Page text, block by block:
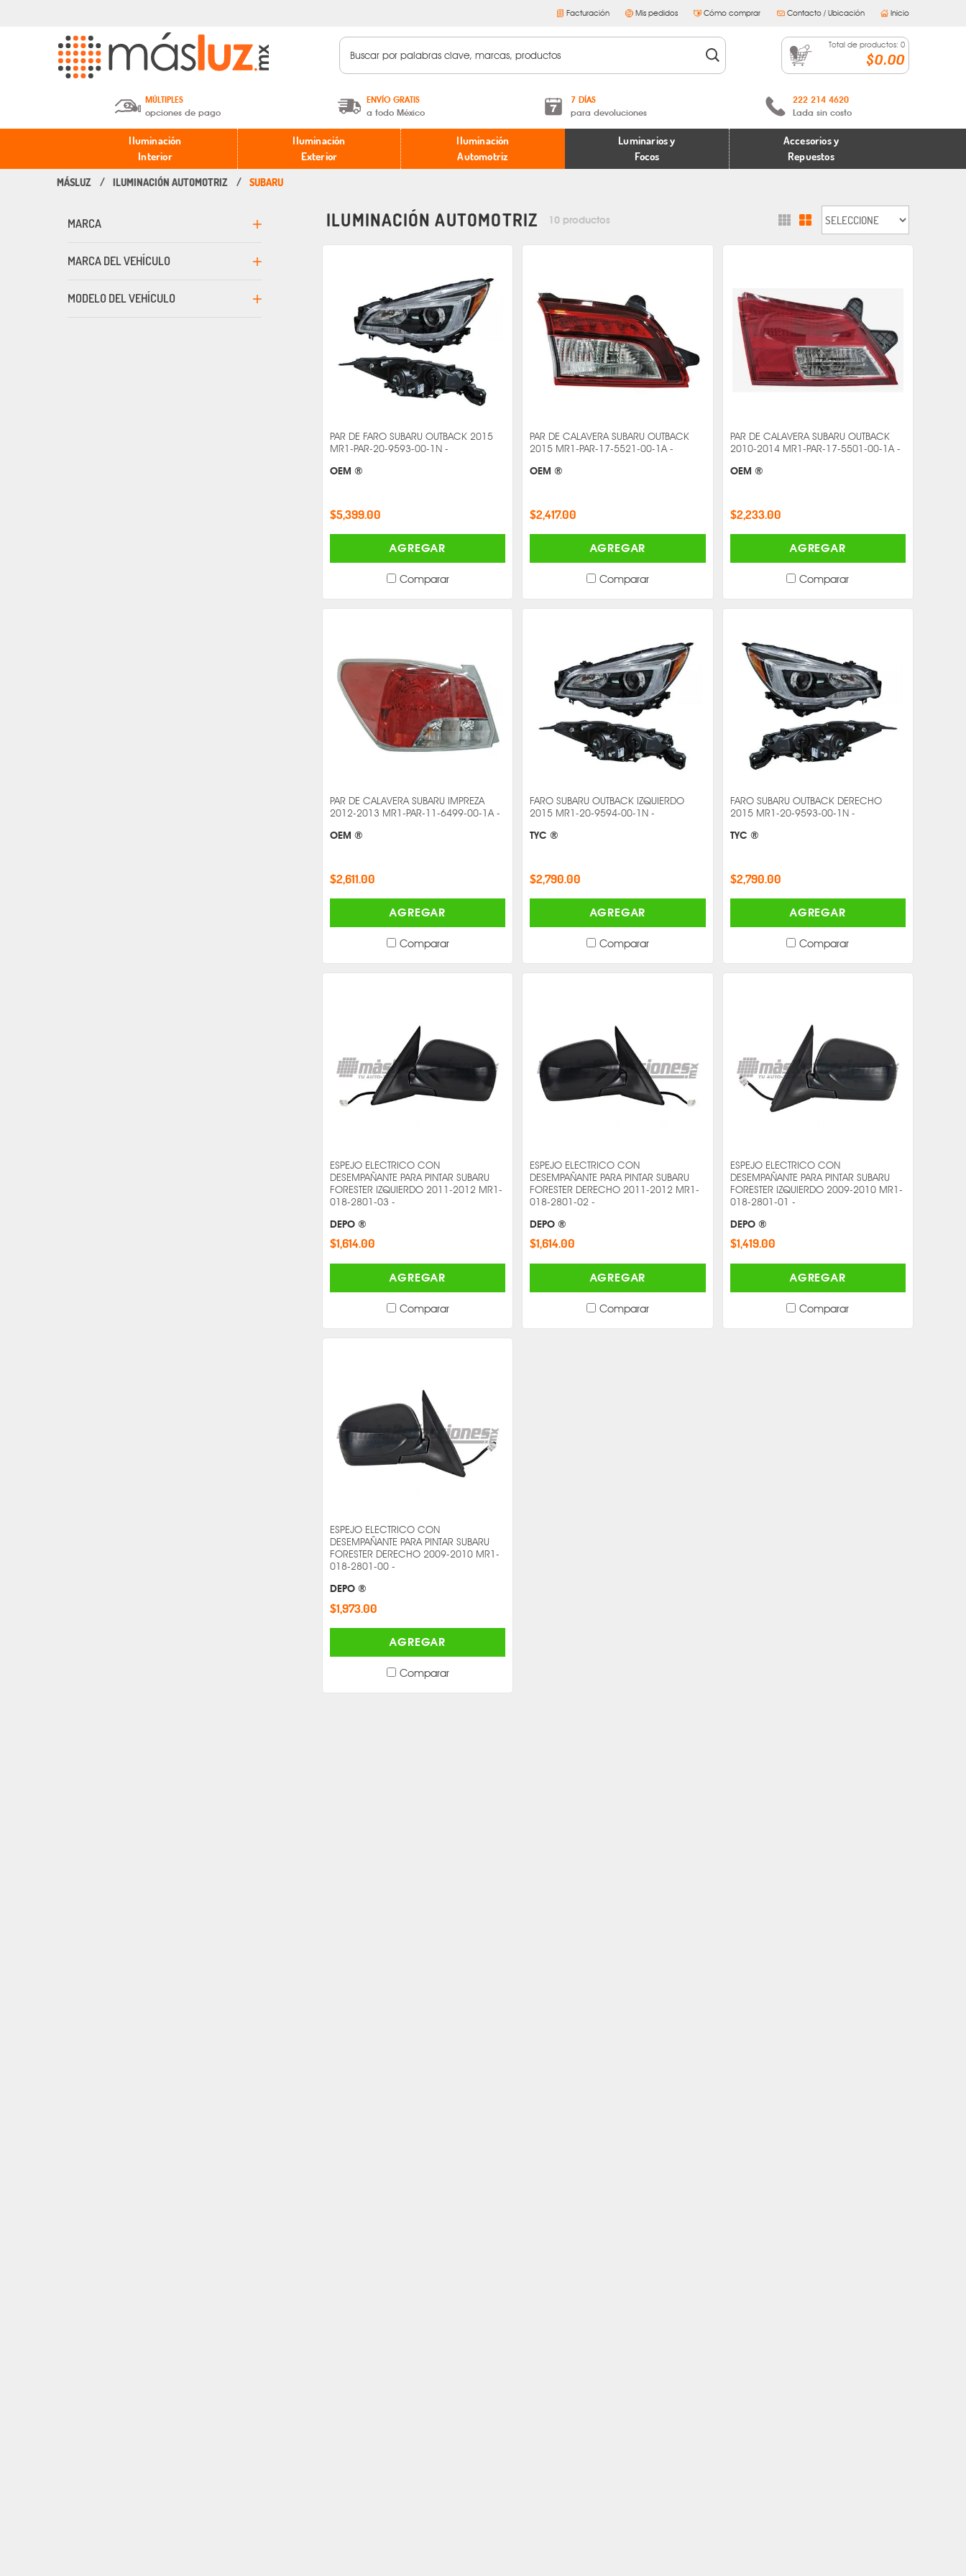
Facturación Mis pedidos Cómo comprar Contacto / Ubicación Inicio
Total de productos: 0
$0.00
MÚLTIPLES
opciones de pago
Depósito en efectivo o Cheque y
Transferencia.
ENVÍO GRATIS
a todo México
A partir de $599 MXN.
* Aplican restricciones
7 DÍAS
para devoluciones
Términos y condiciones
Políticas de devoluciones
222 214 4620
Lada sin costo
Iluminación
Interior
Iluminación
Exterior
Iluminación
Automotriz
Luminarios y
Focos
Accesorios y
Repuestos
ILUMINACIÓN AUTOMOTRIZ SUBARU
MARCA
MARCA DEL VEHÍCULO
MODELO DEL VEHÍCULO
ILUMINACIÓN AUTOMOTRIZ 10 productos
PAR DE FARO SUBARU OUTBACK 2015
MR1-PAR-20-9593-00-1N -
OEM ®
$5,399.00
AGREGAR
Comparar
PAR DE CALAVERA SUBARU OUTBACK
2015 MR1-PAR-17-5521-00-1A -
OEM ®
$2,417.00
AGREGAR
Comparar
PAR DE CALAVERA SUBARU OUTBACK
2010-2014 MR1-PAR-17-5501-00-1A -
OEM ®
$2,233.00
AGREGAR
Comparar
PAR DE CALAVERA SUBARU IMPREZA
2012-2013 MR1-PAR-11-6499-00-1A -
OEM ®
$2,611.00
AGREGAR
Comparar
FARO SUBARU OUTBACK IZQUIERDO
2015 MR1-20-9594-00-1N -
TYC ®
$2,790.00
AGREGAR
Comparar
FARO SUBARU OUTBACK DERECHO
2015 MR1-20-9593-00-1N -
TYC ®
$2,790.00
AGREGAR
Comparar
ESPEJO ELECTRICO CON
DESEMPAÑANTE PARA PINTAR SUBARU
FORESTER IZQUIERDO 2011-2012 MR1-
018-2801-03 -
DEPO ®
$1,614.00
AGREGAR
Comparar
ESPEJO ELECTRICO CON
DESEMPAÑANTE PARA PINTAR SUBARU
FORESTER DERECHO 2011-2012 MR1-
018-2801-02 -
DEPO ®
$1,614.00
AGREGAR
Comparar
ESPEJO ELECTRICO CON
DESEMPAÑANTE PARA PINTAR SUBARU
FORESTER IZQUIERDO 2009-2010 MR1-
018-2801-01 -
DEPO ®
$1,419.00
AGREGAR
Comparar
ESPEJO ELECTRICO CON
DESEMPAÑANTE PARA PINTAR SUBARU
FORESTER DERECHO 2009-2010 MR1-
018-2801-00 -
DEPO ®
$1,973.00
AGREGAR
Comparar